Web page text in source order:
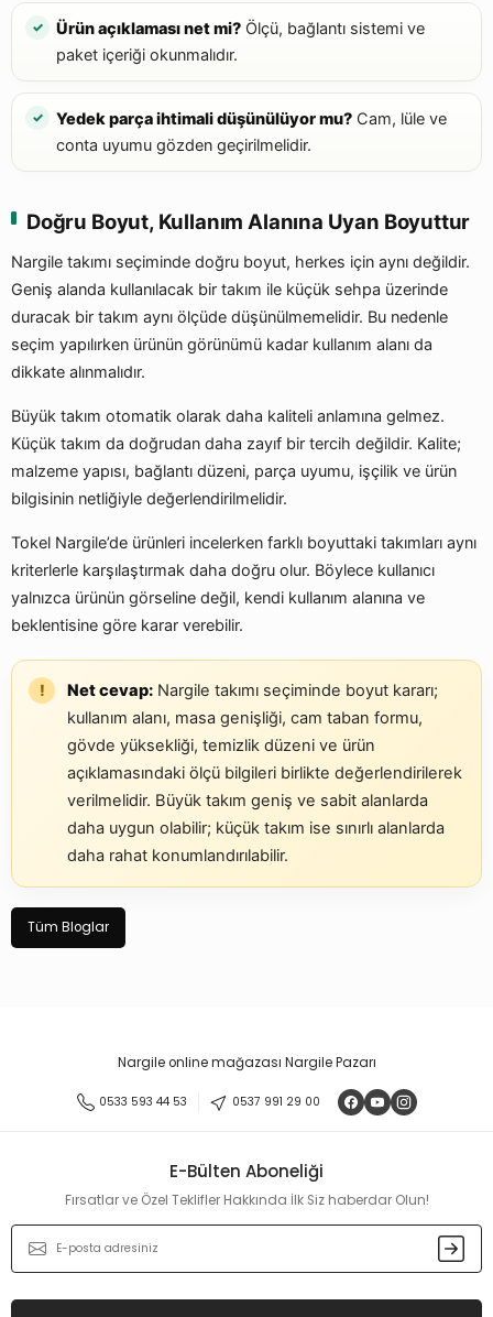
Ürün açıklaması net mi? Ölçü, bağlantı sistemi ve
paket içeriği okunmalıdır.
Yedek parça ihtimali düşünülüyor mu? Cam, lüle ve
conta uyumu gözden geçirilmelidir.
Doğru Boyut, Kullanım Alanına Uyan Boyuttur
Nargile takımı seçiminde doğru boyut, herkes için aynı değildir.
Geniş alanda kullanılacak bir takım ile küçük sehpa üzerinde
duracak bir takım aynı ölçüde düşünülmemelidir. Bu nedenle
seçim yapılırken ürünün görünümü kadar kullanım alanı da
dikkate alınmalıdır.
Büyük takım otomatik olarak daha kaliteli anlamına gelmez.
Küçük takım da doğrudan daha zayıf bir tercih değildir. Kalite;
malzeme yapısı, bağlantı düzeni, parça uyumu, işçilik ve ürün
bilgisinin netliğiyle değerlendirilmelidir.
Tokel Nargile’de ürünleri incelerken farklı boyuttaki takımları aynı
kriterlerle karşılaştırmak daha doğru olur. Böylece kullanıcı
yalnızca ürünün görseline değil, kendi kullanım alanına ve
beklentisine göre karar verebilir.
Net cevap: Nargile takımı seçiminde boyut kararı;
kullanım alanı, masa genişliği, cam taban formu,
gövde yüksekliği, temizlik düzeni ve ürün
açıklamasındaki ölçü bilgileri birlikte değerlendirilerek
verilmelidir. Büyük takım geniş ve sabit alanlarda
daha uygun olabilir; küçük takım ise sınırlı alanlarda
daha rahat konumlandırılabilir.
Tüm Bloglar
Nargile online mağazası Nargile Pazarı
0533 593 44 53 0537 991 29 00
E-Bülten Aboneliği
Fırsatlar ve Özel Teklifler Hakkında İlk Siz haberdar Olun!